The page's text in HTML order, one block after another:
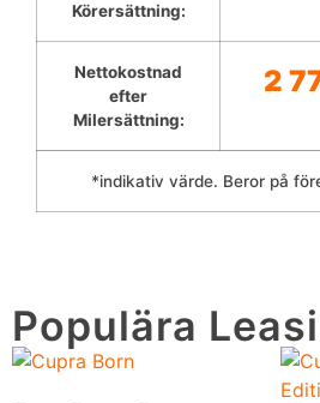
Körersättning:
Nettokostnad
efter
Milersättning:
2
*indikativ värde. Beror på
Populära